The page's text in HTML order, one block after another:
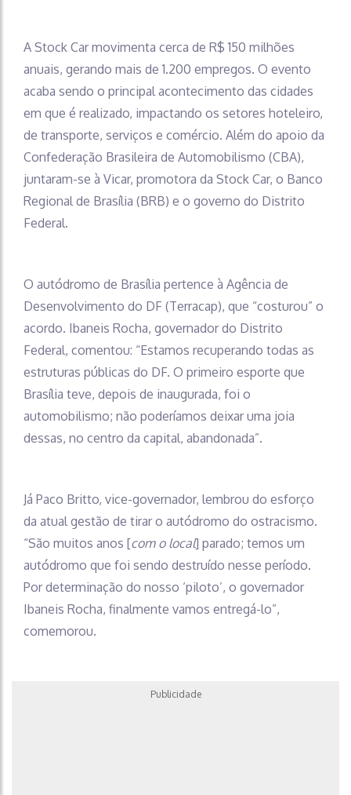
A Stock Car movimenta cerca de R$ 150 milhões
anuais, gerando mais de 1.200 empregos. O evento
acaba sendo o principal acontecimento das cidades
em que é realizado, impactando os setores hoteleiro,
de transporte, serviços e comércio. Além do apoio da
Confederação Brasileira de Automobilismo (CBA),
juntaram-se à Vicar, promotora da Stock Car, o Banco
Regional de Brasília (BRB) e o governo do Distrito
Federal.
O autódromo de Brasília pertence à Agência de
Desenvolvimento do DF (Terracap), que “costurou” o
acordo. Ibaneis Rocha, governador do Distrito
Federal, comentou: “Estamos recuperando todas as
estruturas públicas do DF. O primeiro esporte que
Brasília teve, depois de inaugurada, foi o
automobilismo; não poderíamos deixar uma joia
dessas, no centro da capital, abandonada”.
Já Paco Britto, vice-governador, lembrou do esforço
da atual gestão de tirar o autódromo do ostracismo.
“São muitos anos [com o local] parado; temos um
autódromo que foi sendo destruído nesse período.
Por determinação do nosso ‘piloto’, o governador
Ibaneis Rocha, finalmente vamos entregá-lo”,
comemorou.
Publicidade